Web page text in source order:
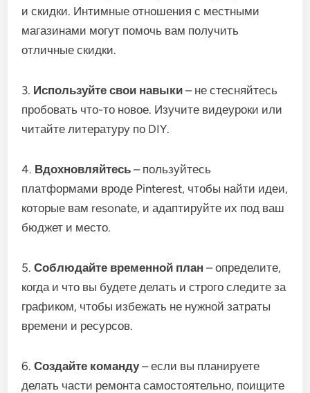
и скидки. Интимные отношения с местными
магазинами могут помочь вам получить
отличные скидки.
3. Используйте свои навыки – не стесняйтесь
пробовать что-то новое. Изучите видеуроки или
читайте литературу по DIY.
4. Вдохновляйтесь – пользуйтесь
платформами вроде Pinterest, чтобы найти идеи,
которые вам resonate, и адаптируйте их под ваш
бюджет и место.
5.Соблюдайте временной план – определите,
когда и что вы будете делать и строго следите за
графиком, чтобы избежать не нужной затраты
времени и ресурсов.
6.Создайте команду– если вы планируете
делать части ремонта самостоятельно, поищите